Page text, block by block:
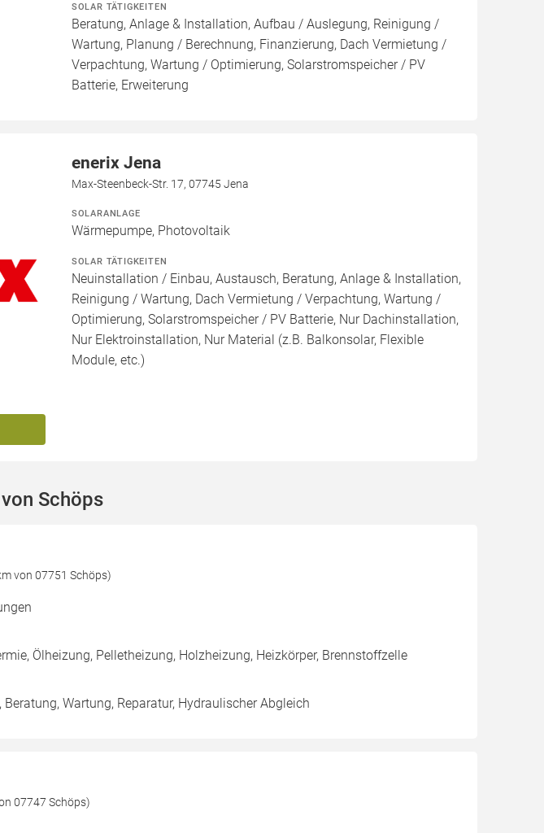
SOLAR TÄTIGKEITEN
Beratung, Anlage & Installation, Aufbau / Auslegung, Reinigung /
Wartung, Planung / Berechnung, Finanzierung, Dach Vermietung /
Verpachtung, Wartung / Optimierung, Solarstromspeicher / PV
Batterie, Erweiterung
enerix Jena
Max-Steenbeck-Str. 17, 07745 Jena
SOLARANLAGE
Wärmepumpe, Photovoltaik
SOLAR TÄTIGKEITEN
Neuinstallation / Einbau, Austausch, Beratung, Anlage & Installation,
Reinigung / Wartung, Dach Vermietung / Verpachtung, Wartung /
Optimierung, Solarstromspeicher / PV Batterie, Nur Dachinstallation,
Nur Elektroinstallation, Nur Material (z.B. Balkonsolar, Flexible
Module, etc.)
Schöps
von 07751 Schöps)
Ölheizung, Pelletheizung, Holzheizung, Heizkörper, Brennstoffzelle
Wartung, Reparatur, Hydraulischer Abgleich
07747 Schöps)